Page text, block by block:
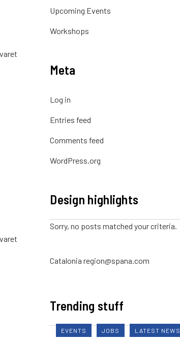
Upcoming Events
Workshops
Meta
Log in
Entries feed
Comments feed
WordPress.org
Design highlights
Sorry, no posts matched your criteria.
Catalonia region@spana.com
Trending stuff
EVENTS JOBS LATEST NEWS